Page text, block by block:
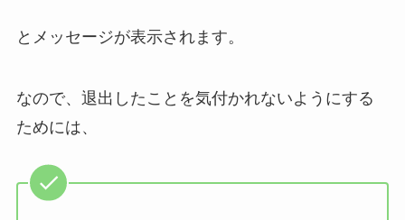
とメッセージが表示されます。
なので、退出したことを気付かれないようにする
ためには、